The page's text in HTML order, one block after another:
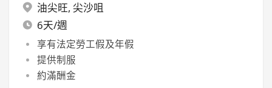
油尖旺, 尖沙咀
6天/週
享有法定勞工假及年假
提供制服
約滿酬金